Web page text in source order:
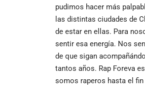
pudimos hacer más
las distintas ciudades de
de estar en ellas. Para
sentir esa energía. Nos
de que sigan
tantos años. Rap Foreva
somos raperos hasta el